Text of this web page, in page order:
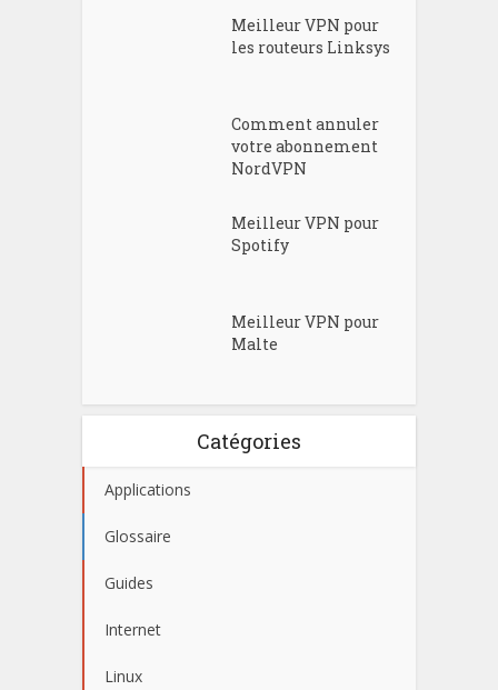
Meilleur VPN pour
les routeurs Linksys
Comment annuler
votre abonnement
NordVPN
Meilleur VPN pour
Spotify
Meilleur VPN pour
Malte
Catégories
Applications
Glossaire
Guides
Internet
Linux